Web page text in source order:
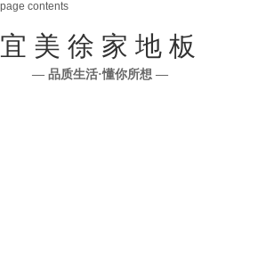
page contents
宜 美 徐 家 地 板
— 品质生活·懂你所想 —